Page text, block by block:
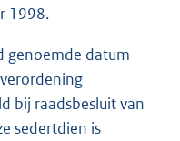
1998.
genoemde datum
bij raadsbesluit van
sedertdien is